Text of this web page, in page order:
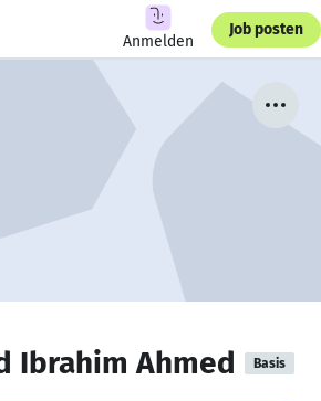
Anmelden
Job posten
Ibrahim Ahmed Basis